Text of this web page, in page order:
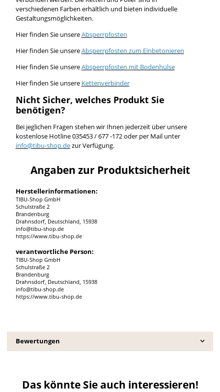
verschiedenen Farben erhältlich und bieten individuelle
Gestaltungsmöglichkeiten.
Hier finden Sie unsereAbsperrpfosten
Hier finden Sie unsereAbsperrpfosten zum Einbetonieren
Hier finden Sie unsereAbsperrpfosten mit Bodenhülse
Hier finden Sie unsere Kettenverbinder
Nicht Sicher, welches Produkt Sie
benötigen?
Bei jeglichen Fragen stehen wir Ihnen jederzeit über unsere
kostenlose Hotline 035453 / 677 -172 oder per Mail unter
info@tibu-shop.dezur Verfügung.
Angaben zur Produktsicherheit
Herstellerinformationen:
TIBU-Shop GmbH
Schulstraße 2
Brandenburg
Drahnsdorf, Deutschland, 15938
info@tibu-shop.de
https://www.tibu-shop.de
verantwortliche Person:
TIBU-Shop GmbH
Schulstraße 2
Brandenburg
Drahnsdorf, Deutschland, 15938
info@tibu-shop.de
https://www.tibu-shop.de
Bewertungen
Das könnte Sie auch interessieren!